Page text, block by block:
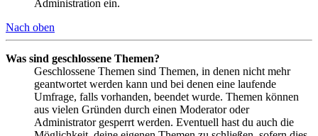
Administration ein.
Nach oben
Was sind geschlossene Themen?
Geschlossene Themen sind Themen, in denen nicht mehr
geantwortet werden kann und bei denen eine laufende
Umfrage, falls vorhanden, beendet wurde. Themen können
aus vielen Gründen durch einen Moderator oder
Administrator gesperrt werden. Eventuell hast du auch die